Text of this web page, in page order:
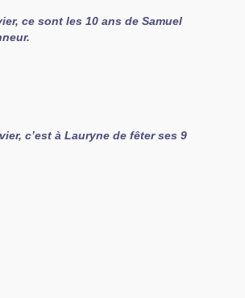
ce sont les 10 ans de Samuel
c’est à Lauryne de fêter ses 9